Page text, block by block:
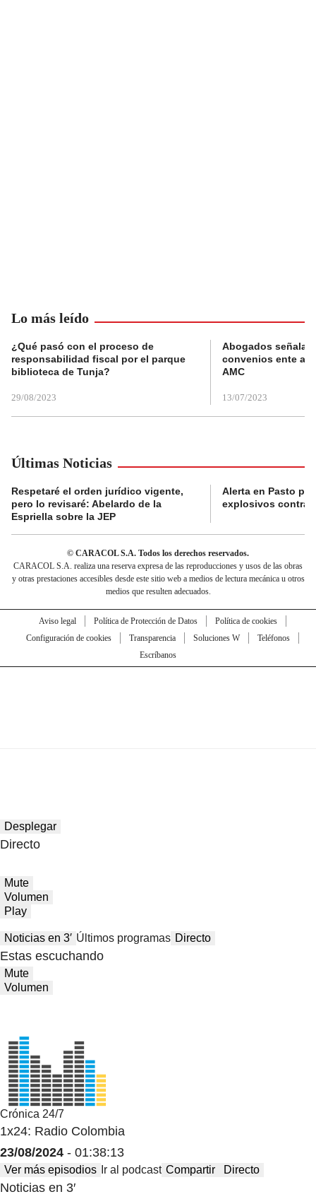
Lo más leído
¿Qué pasó con el proceso de
responsabilidad fiscal por el parque
biblioteca de Tunja?
29/08/2023
Abogados
convenios ente
AMC
13/07/2023
Últimas Noticias
Respetaré el orden jurídico vigente,
pero lo revisaré: Abelardo de la
Espriella sobre la JEP
Alerta en Pasto
explosivos contra
© CARACOL S.A. Todos los derechos reservados.
CARACOL S.A. realiza una reserva expresa de las reproducciones y usos de las obras
y otras prestaciones accesibles desde este sitio web a medios de lectura mecánica u otros
medios que resulten adecuados.
Aviso legal Política de Protección de Datos
Política de cookies
Configuración de cookies
Transparencia Soluciones W
Teléfonos
Escríbanos
Desplegar
Directo
Mute
Volumen
Play
Noticias en 3′ Últimos programas Directo
Estas escuchando
Mute
Volumen
Crónica 24/7
1x24: Radio Colombia
23/08/2024 - 01:38:13
Ver más episodios Ir al podcast Compartir Directo
Noticias en 3′